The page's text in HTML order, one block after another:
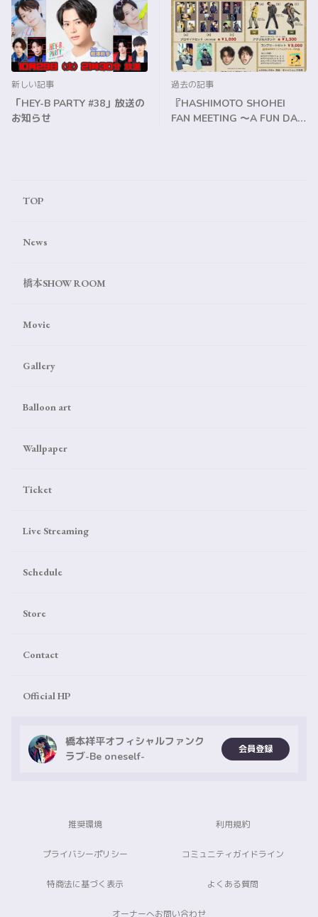
新しい記事
「HEY-B PARTY #38」放送の
お知らせ
過去の記事
『HASHIMOTO SHOHEI
FAN MEETING ～A FUN DAY
TOP
News
橋本SHOW ROOM
Movie
Gallery
Balloon art
Wallpaper
Ticket
Live Streaming
Schedule
Store
Contact
Official HP
橋本祥平オフィシャルファンク
ラブ-Be oneself-
会員登録
推奨環境 利用規約
プライバシーポリシー コミュニティガイドライン
特商法に基づく表示 よくある質問
オーナーへお問い合わせ